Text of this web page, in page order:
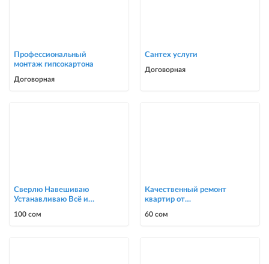
Профессиональный
монтаж гипсокартона
Договорная
Сантех услуги
Договорная
Сверлю Навешиваю
Устанавливаю Всё и
100 сом
Качественный ремонт
квартир от
капитального ремонта до
60 сом